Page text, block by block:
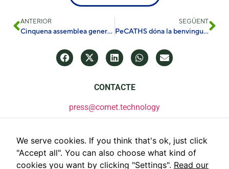
ANTERIOR
Cinquena assemblea general d’Hycool_IT a Brussel·les
SEGÜENT
PeCATHS dóna la benvinguda a ODTÜ-GÜNAM com a nou soci del consorci
CONTACTE
press@comet.technology
We serve cookies. If you think that's ok, just click
"Accept all". You can also choose what kind of
cookies you want by clicking "Settings". Read our